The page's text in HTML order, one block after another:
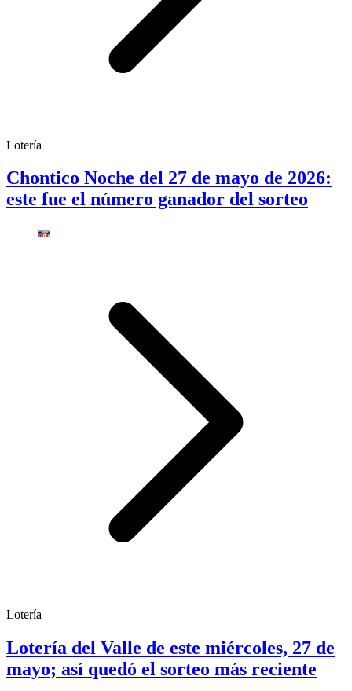
Lotería
Chontico Noche del 27 de mayo de 2026:
este fue el número ganador del sorteo
Lotería
Lotería del Valle de este miércoles, 27 de
mayo; así quedó el sorteo más reciente